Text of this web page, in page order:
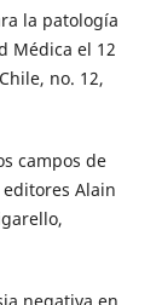
la patología
Médica el 12
no. 12,
campos de
Alain